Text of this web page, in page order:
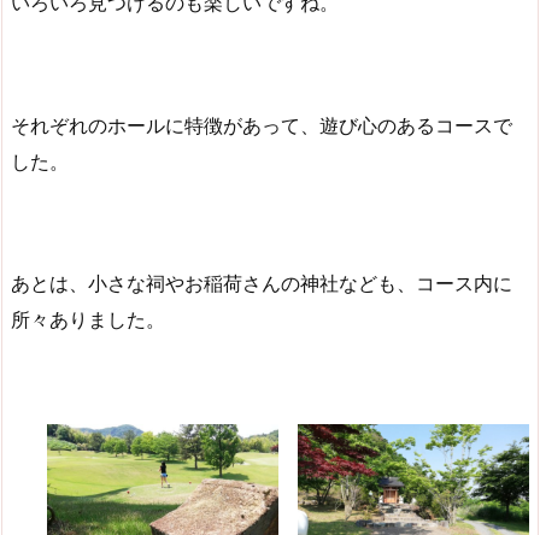
それぞれのホールに特徴があって、遊び心のあるコースで
した。
あとは、小さな祠やお稲荷さんの神社なども、コース内に
所々ありました。